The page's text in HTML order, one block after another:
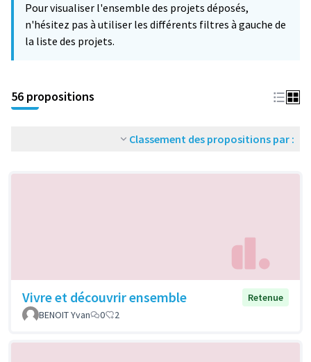
−
Pour visualiser l'ensemble des projets déposés,
n'hésitez pas à utiliser les différents filtres à gauche de
la liste des projets.
56 propositions
Classement des propositions par :
Vivre et découvrir ensemble
Retenue
BENOIT Yvan
0 2